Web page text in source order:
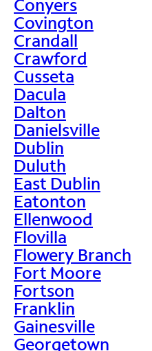
Conyers
Covington
Crandall
Crawford
Cusseta
Dacula
Dalton
Danielsville
Dublin
Duluth
East Dublin
Eatonton
Ellenwood
Flovilla
Flowery Branch
Fort Moore
Fortson
Franklin
Gainesville
Georgetown